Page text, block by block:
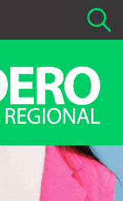
se buscará es 01-02-
2026